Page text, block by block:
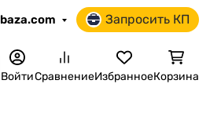
Запросить КП
ВойтиСравнениеИзбранноеКорзина